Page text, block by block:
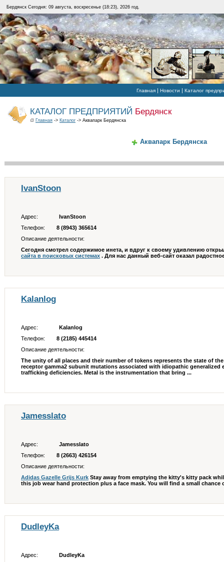
Бердянск Сегодня: 09 августа, воскресенье (18:23), 2026 год.
Главная | Новости | Каталог
КАТАЛОГ ПРЕДПРИЯТИЙ Бердянск
Главная -> Каталог -> Аквапарк Бердянска
Аквапарк Бердянска
IvanStoon
Адрес:
IvanStoon
Телефон:
8 (8943) 365614
Описание деятельности:
Сегодня смотрел содержимое инета, и вдруг к своему удивлению
сайта в поисковых системах . Для нас данный веб-сайт оказал
Kalanlog
Адрес:
Kalanlog
Телефон:
8 (2185) 445414
Описание деятельности:
The unity of all places and their number of tokens represents the state of
receptor gamma2 subunit mutations associated with idiopathic generalized
trafficking deficiencies. Metal is the instrumentation that bring ...
Jamesslato
Адрес:
Jamesslato
Телефон:
8 (2663) 426154
Описание деятельности:
Adidas Gazelle Grijs Kurk Stay away from emptying the kitty's kitty pack
this job wear hand protection plus a face mask. You will find a small chance
DudleyKa
Адрес:
DudleyKa